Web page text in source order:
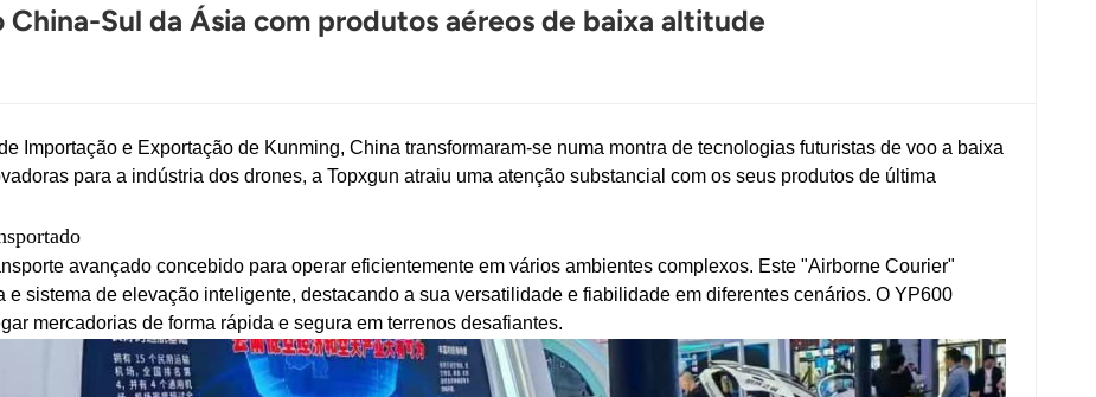
China-Sul da Ásia com produtos aéreos de baixa altitude
Importação e Exportação de Kunming, China transformaram-se numa montra de tecnologias futuristas de voo a baixa
para a indústria dos drones, a Topxgun atraiu uma atenção substancial com os seus produtos de última
avançado concebido para operar eficientemente em vários ambientes complexos. Este "Airborne Courier"
sistema de elevação inteligente, destacando a sua versatilidade e fiabilidade em diferentes cenários. O YP600
mercadorias de forma rápida e segura em terrenos desafiantes.